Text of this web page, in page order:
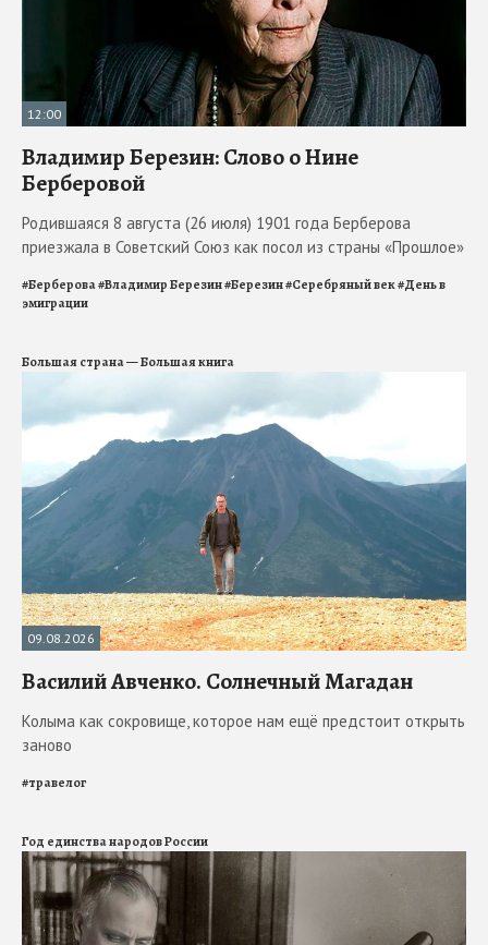
12:00
Владимир Березин: Слово о Нине
Берберовой
Родившаяся 8 августа (26 июля) 1901 года Берберова
приезжала в Советский Союз как посол из страны «Прошлое»
#Берберова#Владимир Березин#Березин#Серебряный век#День в
эмиграции
Большая страна — Большая книга
09.08.2026
Василий Авченко. Солнечный Магадан
Колыма как сокровище, которое нам ещё предстоит открыть
заново
#травелог
Год единства народов России